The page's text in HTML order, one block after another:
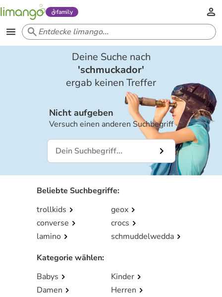
family
Deine Suche nach
'schmuckador'
ergab keinen Treffer
Nicht aufgeben
Versuch einen anderen Suchbegriff
Beliebte Suchbegriffe:
trollkids
geox
converse
crocs
lamino
schmuddelwedda
Kategorie wählen:
Babys
Kinder
Damen
Herren